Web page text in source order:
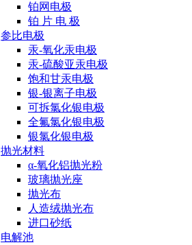
铂网电极
铂 片 电 极
参比电极
汞-氧化汞电极
汞-硫酸亚汞电极
饱和甘汞电极
银-银离子电极
可拆氯化银电极
全氟氯化银电极
银氯化银电极
抛光材料
α-氧化铝抛光粉
玻璃抛光座
抛光布
人造绒抛光布
进口砂纸
电解池